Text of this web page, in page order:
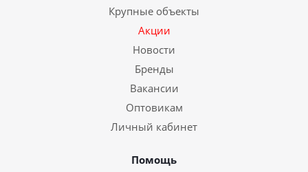
Крупные объекты
Акции
Новости
Бренды
Вакансии
Оптовикам
Личный кабинет
Помощь